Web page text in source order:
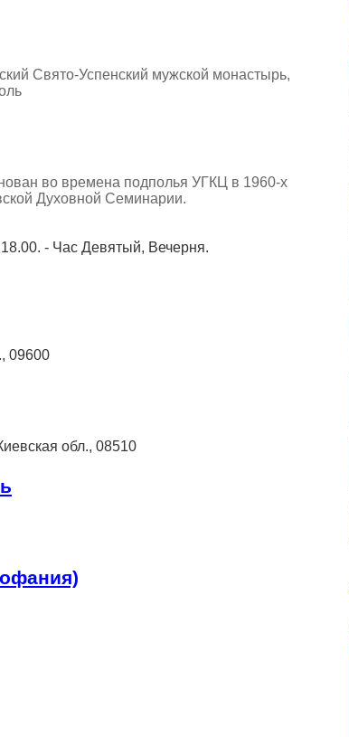
Свято-Успенский мужской монастырь,
во времена подполья УГКЦ в 1960-х
Духовной Семинарии.
- Час Девятый, Вечерня.
09600
обл., 08510